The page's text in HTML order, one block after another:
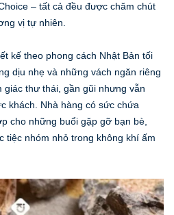
– tất cả đều được chăm chút
vị tự nhiên.
kế theo phong cách Nhật Bản tối
dịu nhẹ và những vách ngăn riêng
thư thái, gần gũi nhưng vẫn
khách. Nhà hàng có sức chứa
cho những buổi gặp gỡ bạn bè,
tiệc nhóm nhỏ trong không khí ấm